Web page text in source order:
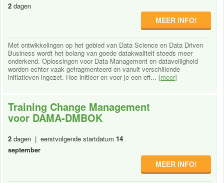
2 dagen
MEER INFO!
Met ontwikkelingen op het gebied van Data Science en Data Driven
Business wordt het belang van goede datakwaliteit steeds meer
onderkend. Oplossingen voor Data Management en dataveiligheid
worden echter vaak gefragmenteerd en vanuit verschillende
initiatieven ingezet. Hoe initieer en voer je een eff... [meer]
Training Change Management
voor DAMA-DMBOK
2 dagen | eerstvolgende startdatum 14
september
MEER INFO!